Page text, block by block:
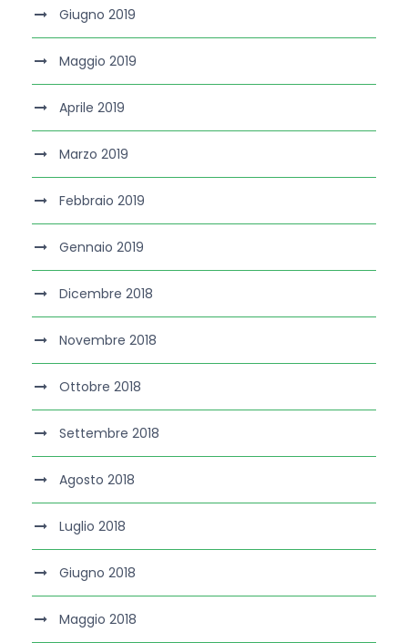
Giugno 2019
Maggio 2019
Aprile 2019
Marzo 2019
Febbraio 2019
Gennaio 2019
Dicembre 2018
Novembre 2018
Ottobre 2018
Settembre 2018
Agosto 2018
Luglio 2018
Giugno 2018
Maggio 2018